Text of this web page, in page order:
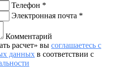
Телефон *
Электронная почта *
Комментарий
расчет» вы соглашаетесь с
данных в соответствии с